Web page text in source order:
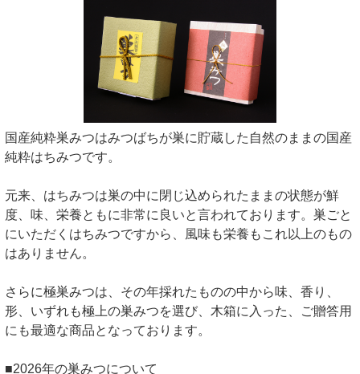
国産純粋巣みつはみつばちが巣に貯蔵した自然のままの国産
純粋はちみつです。
元来、はちみつは巣の中に閉じ込められたままの状態が鮮
度、味、栄養ともに非常に良いと言われております。巣ごと
にいただくはちみつですから、風味も栄養もこれ以上のもの
はありません。
さらに極巣みつは、その年採れたものの中から味、香り、
形、いずれも極上の巣みつを選び、木箱に入った、ご贈答用
にも最適な商品となっております。
■2026年の巣みつについて